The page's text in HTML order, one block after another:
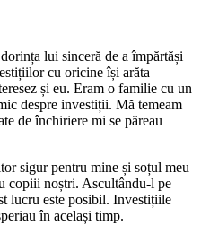
lui sinceră de a împărtăși
cu oricine își arăta
și eu. Eram o familie cu un
despre investiții. Mă temeam
de închiriere mi se păreau
sigur pentru mine și soțul meu
copiii noștri. Ascultându-l pe
lucru este posibil. Investițiile
în același timp.